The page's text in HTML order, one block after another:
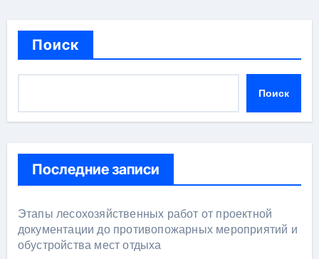
Поиск
Поиск
Последние записи
Этапы лесохозяйственных работ от проектной
документации до противопожарных мероприятий и
обустройства мест отдыха